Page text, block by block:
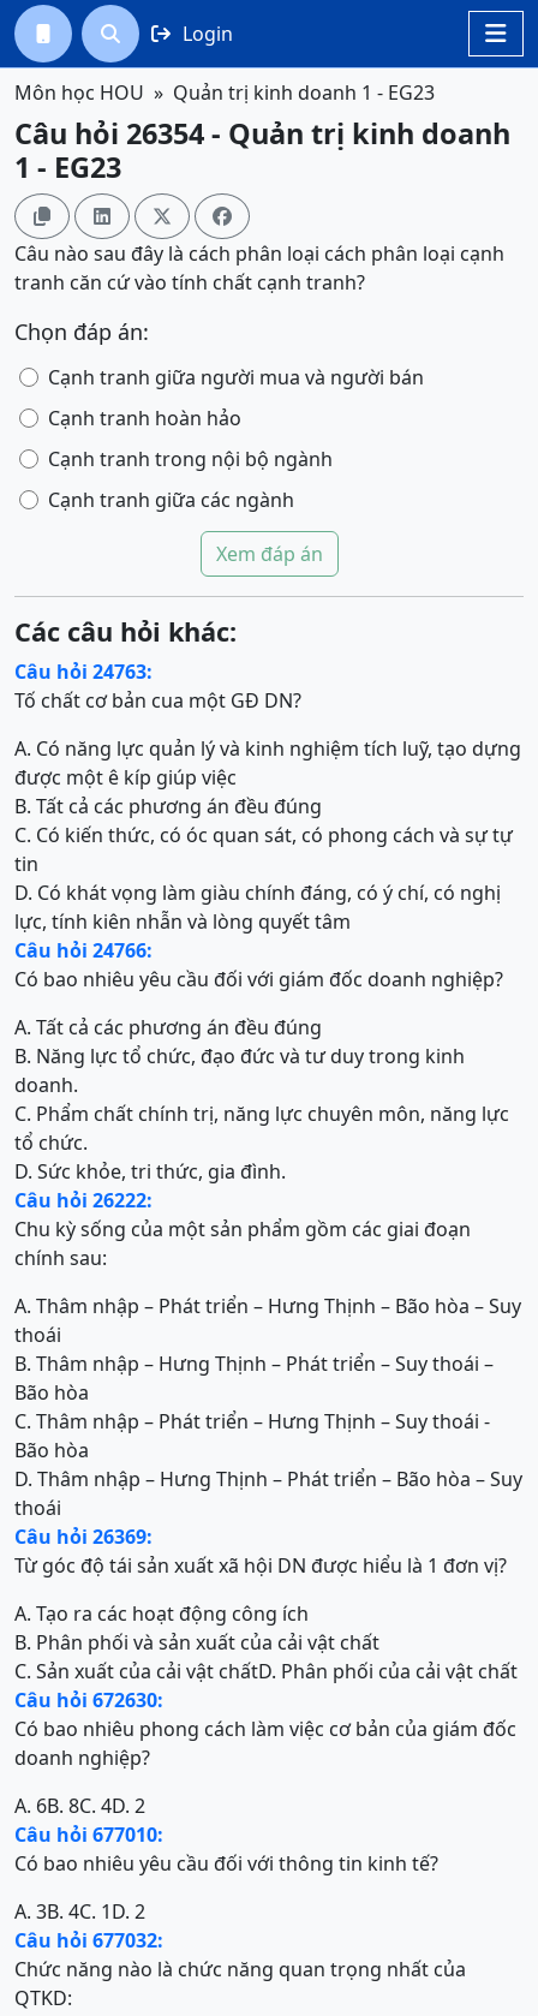

  Login
Môn học HOU Quản trị kinh doanh 1 - EG23
Câu hỏi 26354 - Quản trị kinh doanh
1 - EG23
   
Câu nào sau đây là cách phân loại cách phân loại cạnh
tranh căn cứ vào tính chất cạnh tranh?
Chọn đáp án:
Cạnh tranh giữa người mua và người bán
Cạnh tranh hoàn hảo
Cạnh tranh trong nội bộ ngành
Cạnh tranh giữa các ngành
Xem đáp án
Các câu hỏi khác:
Câu hỏi 24763:
Tố chất cơ bản cua một GĐ DN?
A. Có năng lực quản lý và kinh nghiệm tích luỹ, tạo dựng
được một ê kíp giúp việc
B. Tất cả các phương án đều đúng
C. Có kiến thức, có óc quan sát, có phong cách và sự tự
tin
D. Có khát vọng làm giàu chính đáng, có ý chí, có nghị
lực, tính kiên nhẫn và lòng quyết tâm
Câu hỏi 24766:
Có bao nhiêu yêu cầu đối với giám đốc doanh nghiệp?
A. Tất cả các phương án đều đúng
B. Năng lực tổ chức, đạo đức và tư duy trong kinh
doanh.
C. Phẩm chất chính trị, năng lực chuyên môn, năng lực
tổ chức.
D. Sức khỏe, tri thức, gia đình.
Câu hỏi 26222:
Chu kỳ sống của một sản phẩm gồm các giai đoạn
chính sau:
A. Thâm nhập – Phát triển – Hưng Thịnh – Bão hòa – Suy
thoái
B. Thâm nhập – Hưng Thịnh – Phát triển – Suy thoái –
Bão hòa
C. Thâm nhập – Phát triển – Hưng Thịnh – Suy thoái -
Bão hòa
D. Thâm nhập – Hưng Thịnh – Phát triển – Bão hòa – Suy
thoái
Câu hỏi 26369:
Từ góc độ tái sản xuất xã hội DN được hiểu là 1 đơn vị?
A. Tạo ra các hoạt động công ích
B. Phân phối và sản xuất của cải vật chất
C. Sản xuất của cải vật chấtD. Phân phối của cải vật chất
Câu hỏi 672630:
Có bao nhiêu phong cách làm việc cơ bản của giám đốc
doanh nghiệp?
A. 6B. 8C. 4D. 2
Câu hỏi 677010:
Có bao nhiêu yêu cầu đối với thông tin kinh tế?
A. 3B. 4C. 1D. 2
Câu hỏi 677032:
Chức năng nào là chức năng quan trọng nhất của
QTKD: